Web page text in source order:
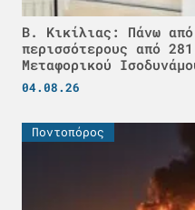
Β. Κικίλιας: Πάνω
περισσότερους από
Μεταφορικού
04.08.26
Ποντοπόρος